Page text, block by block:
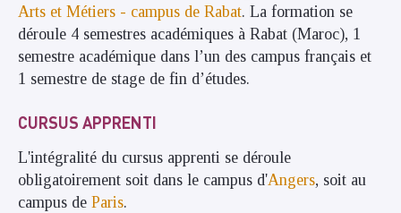
Arts et Métiers - campus de Rabat. La formation se
déroule 4 semestres académiques à Rabat (Maroc), 1
semestre académique dans l’un des campus français et
1 semestre de stage de fin d’études.
CURSUS APPRENTI
L'intégralité du cursus apprenti se déroule
obligatoirement soit dans le campus d'Angers, soit au
campus de Paris.